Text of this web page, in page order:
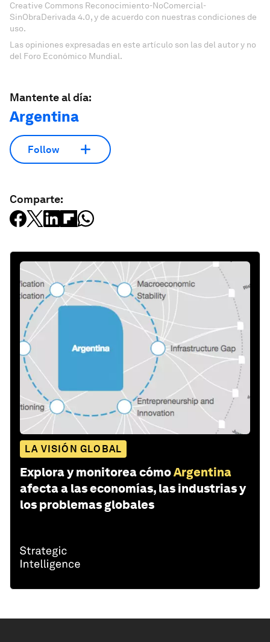
Creative Commons Reconocimiento-NoComercial-
SinObraDerivada 4.0, y de acuerdo con nuestras condiciones de
uso.
Las opiniones expresadas en este artículo son las del autor y no
del Foro Económico Mundial.
Mantente al día:
Argentina
Follow
Comparte:
LA VISIÓN GLOBAL
Explora y monitorea cómoArgentina
afecta a las economías, las industrias y
los problemas globales